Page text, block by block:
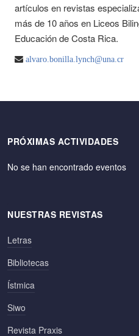
artículos en revistas
más de 10 años en Liceos
Educación de Costa Rica.
alvaro.bonilla.lynch@una.cr
PRÓXIMAS ACTIVIDADES
No se han encontrado eventos
NUESTRAS REVISTAS
Letras
Bibliotecas
Ístmica
Siwo
Revista Praxis